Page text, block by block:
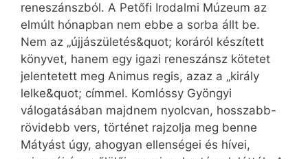
reneszánszból. A Petőfi Irodalmi Múzeum az
elmúlt hónapban nem ebbe a sorba állt be.
Nem az „újjászületés&quot; koráról készített
könyvet, hanem egy igazi reneszánsz kötetet
jelentetett meg Animus regis, azaz a „király
lelke&quot; címmel. Komlóssy Gyöngyi
válogatásában majdnem nyolcvan, hosszabb-
rövidebb vers, történet rajzolja meg benne
Mátyást úgy, ahogyan ellenségei és hívei,